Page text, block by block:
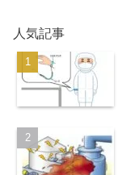
人気記事